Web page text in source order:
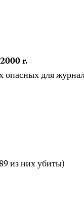
r.
для
из них убиты)